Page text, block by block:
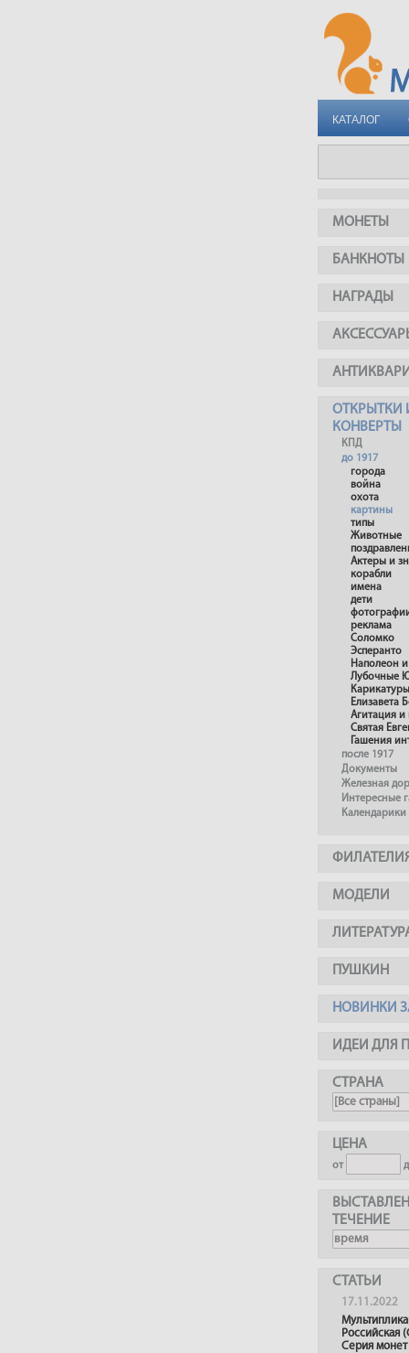
КАТАЛОГ
МОНЕТЫ
БАНКНОТЫ
НАГРАДЫ
ОТКРЫТКИ
КОНВЕРТЫ
КПД
до 1917
города
война
охота
картины
типы
Животные
Актеры и
корабли
имена
дети
реклама
Соломко
Эсперанто
Наполеон и
Лубочные
Карикатуры
Елизавета
Агитация и
Святая
Гашения
после 1917
Документы
Железная
Интересные
Календарики
МОДЕЛИ
ПУШКИН
НОВИНКИ
ИДЕИ ДЛЯ
СТРАНА
ЦЕНА
от
ТЕЧЕНИЕ
СТАТЬИ
17.11.2022
Российская
Серия монет